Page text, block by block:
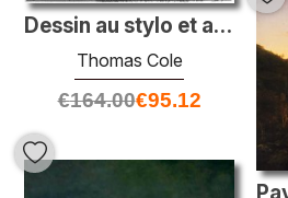
Dessin au stylo et au crayon
Thomas Cole
€164.00€95.12